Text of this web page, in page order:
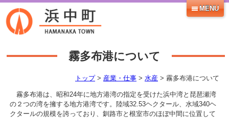
MENU
霧多布港について
トップ> 産業・仕事 > 水産 > 霧多布港について
霧多布港は、昭和24年に地方港湾の指定を受けた浜中湾と琵琶瀬湾
の２つの湾を擁する地方港湾です。陸域32.53ヘクタール、水域340ヘ
クタールの規模を誇っており、釧路市と根室市のほぼ中間に位置して